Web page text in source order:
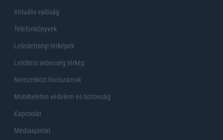
Virtuális valóság
Telefonkönyvek
Lefedettségi térképek
Letöltési sebesség térkép
Nemzetközi hívószámok
Mobiltelefon védelem és biztonság
Kapcsolat
Médiaajánlat